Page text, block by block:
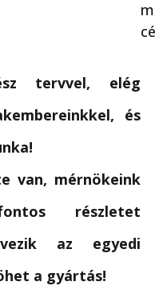
tervvel, elég
és
van, mérnökeink
részletet
az egyedi
a gyártás!